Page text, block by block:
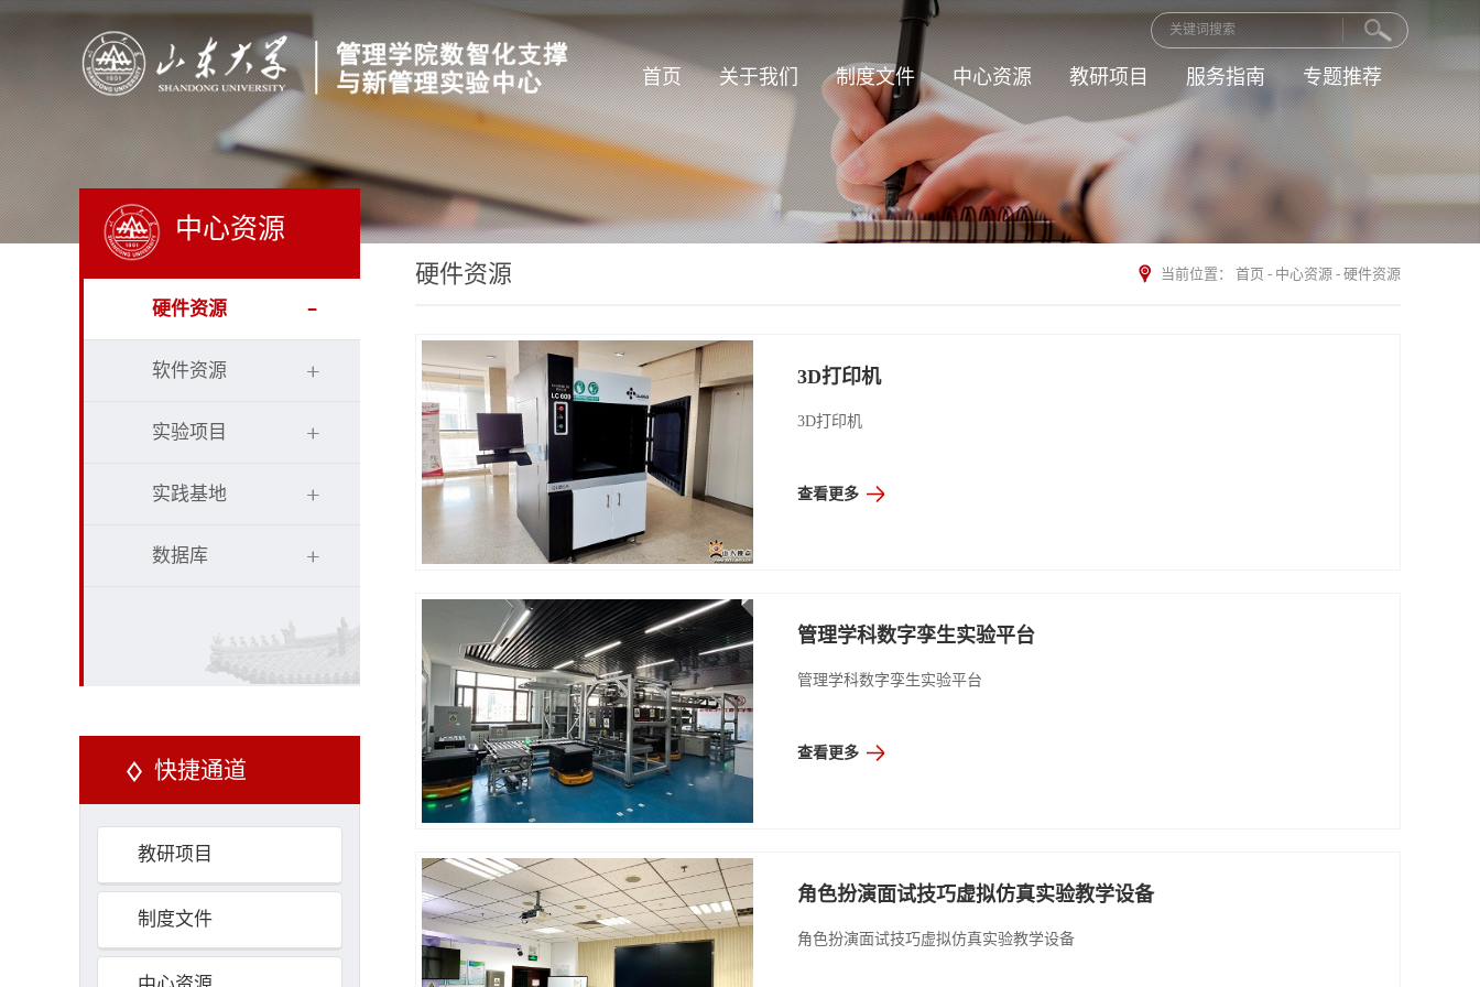
首页 关于我们 制度文件 中心资源 教研项目 服务指南 专题推荐
中心资源
硬件资源
软件资源
实验项目
实践基地
数据库
快捷通道
教研项目
制度文件
硬件资源 当前位置： 首页 - 中心资源 - 硬件资源
3D打印机
3D打印机
查看更多
管理学科数字孪生实验平台
管理学科数字孪生实验平台
查看更多
角色扮演面试技巧虚拟仿真实验教学设备
角色扮演面试技巧虚拟仿真实验教学设备